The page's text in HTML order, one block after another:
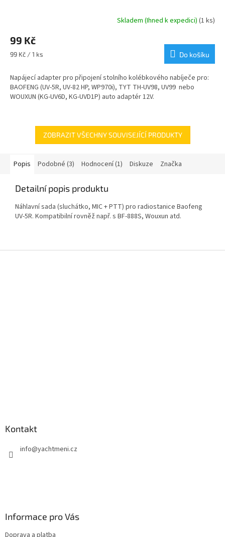
produktu
je
4,0
5
hvězdiček.
Skladem (Ihned k expedici)(1 ks)
99 Kč
Měrná
99 Kč / 1 ks Do košíku
Napájecí adapter pro připojení stolního kolébkového nabíječe pro:
BAOFENG (UV-5R, UV-82 HP, WP970i), TYT TH-UV98, UV99 nebo
WOUXUN (KG-UV6D, KG-UVD1P) auto adaptér 12V.
ZOBRAZIT VŠECHNY SOUVISEJÍCÍ PRODUKTY
Popis Podobné (3) Hodnocení (1) Diskuze Značka
Detailní popis produktu
Náhlavní sada (sluchátko, MIC + PTT) pro radiostanice Baofeng
UV-5R. Kompatibilní rovněž např. s BF-888S, Wouxun atd.
Kontakt
info@yachtmeni.cz
Informace pro Vás